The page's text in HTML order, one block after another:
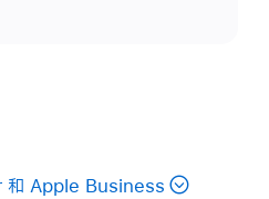
Apple Business